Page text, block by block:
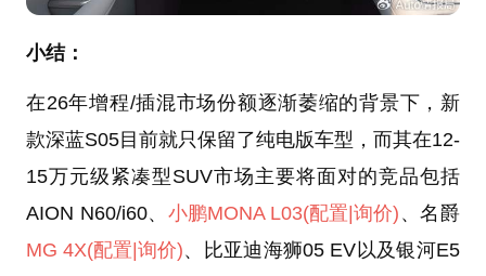
小结：
在26年增程/插混市场份额逐渐萎缩的背景下，新
款深蓝S05目前就只保留了纯电版车型，而其在12-
15万元级紧凑型SUV市场主要将面对的竞品包括
AION N60/i60、 小鹏MONA L03(配置 |询价) 、名爵
MG 4X(配置 |询价)、比亚迪海狮05 EV以及银河E5